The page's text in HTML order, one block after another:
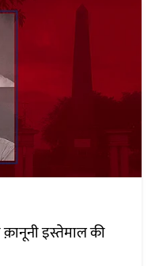
इस्तेमाल की